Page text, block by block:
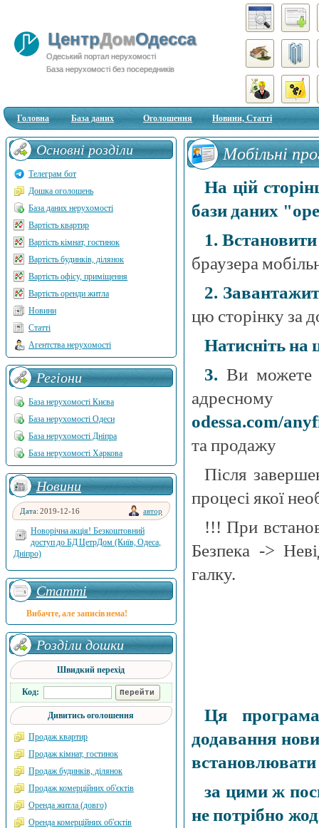
ЦентрДомОдесса
Одеський портал нерухомості
База нерухомості без посередників
Головна База даних Оголошення Новини, Статті
Мобільні
На цій
бази даних
1.
браузера
2.
цю сторінку за
Натисніть на
3. Ви можете
odessa.com/
та продажу
Після
процесі якої
!!! При
Безпека ->
галку.
Ця
додавання
встановлювати
за цими ж
не потрібно
Основні розділи
Телеграм бот
Дошка оголошень
База даних нерухомості
Вартість квартир
Вартість кімнат, гостинок
Вартість будинків, ділянок
Вартість офісу, приміщення
Вартість оренди житла
Новини
Статті
Агентства нерухомості
Регіони
База нерухомості Києва
База нерухомості Одеси
База нерухомості Дніпра
База нерухомості Харкова
Новини
Дата: 2019-12-16 автор
Новорічна акція! Безкоштовний
доступ до БД ЦетрДом (Київ, Одеса,
Дніпро)
Статті
Вибачте, але записів нема!
Розділи дошки
Швидкий перехід
Код:
Дивитись оголошення
Продаж квартир
Продаж кімнат, гостинок
Продаж будинків, ділянок
Продаж комерційних об'єктів
Оренда житла (довго)
Оренда комерційних об'єктів